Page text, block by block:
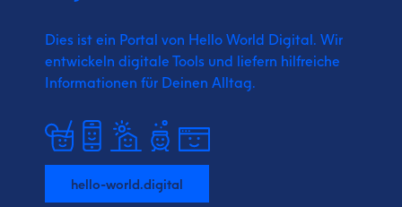
Dies ist ein Portal von Hello World Digital. Wir
entwickeln digitale Tools und liefern hilfreiche
Informationen für Deinen Alltag.
hello-world.digital